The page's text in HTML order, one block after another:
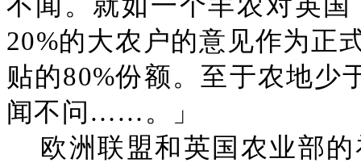
20%的大农户的意见作为正
贴的80%份额。至于农地少
闻不问……。」
欧洲联盟和英国农业部